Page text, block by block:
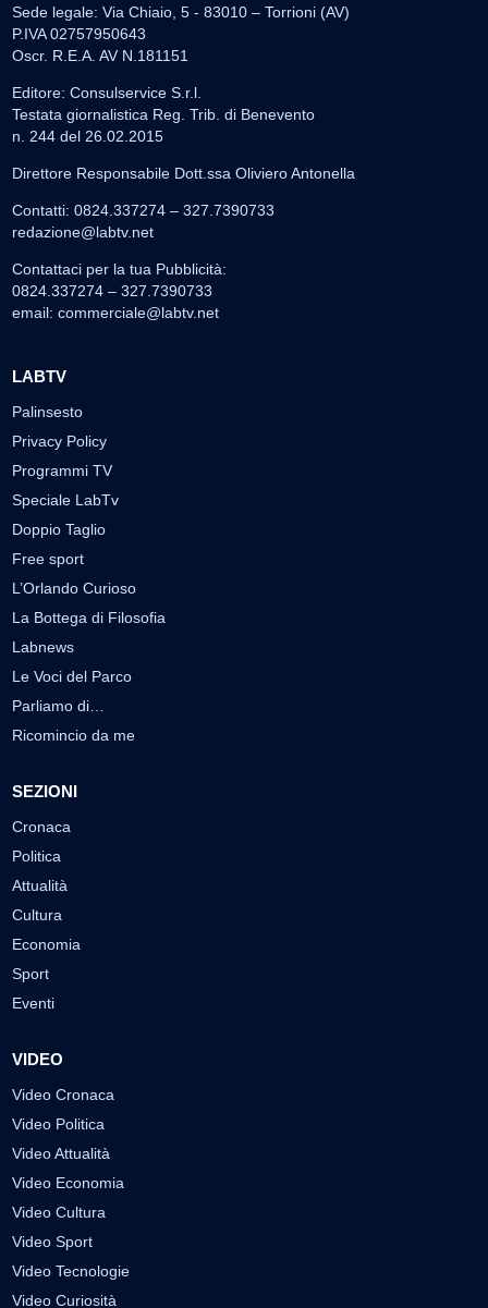
Sede legale: Via Chiaio, 5 - 83010 – Torrioni (AV)
P.IVA 02757950643
Oscr. R.E.A. AV N.181151
Editore: Consulservice S.r.l.
Testata giornalistica Reg. Trib. di Benevento
n. 244 del 26.02.2015
Direttore Responsabile Dott.ssa Oliviero Antonella
Contatti: 0824.337274 – 327.7390733
redazione@labtv.net
Contattaci per la tua Pubblicità:
0824.337274 – 327.7390733
email: commerciale@labtv.net
LABTV
Palinsesto
Privacy Policy
Programmi TV
Speciale LabTv
Doppio Taglio
Free sport
L’Orlando Curioso
La Bottega di Filosofia
Labnews
Le Voci del Parco
Parliamo di…
Ricomincio da me
SEZIONI
Cronaca
Politica
Attualità
Cultura
Economia
Sport
Eventi
VIDEO
Video Cronaca
Video Politica
Video Attualità
Video Economia
Video Cultura
Video Sport
Video Tecnologie
Video Curiosità